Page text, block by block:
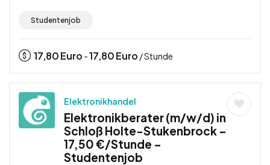
Studentenjob
17,80Euro -17,80Euro / Stunde
Elektronikhandel
Elektronikberater (m/w/d) in
Schloß Holte-Stukenbrock –
17,50 €/Stunde –
Studentenjob